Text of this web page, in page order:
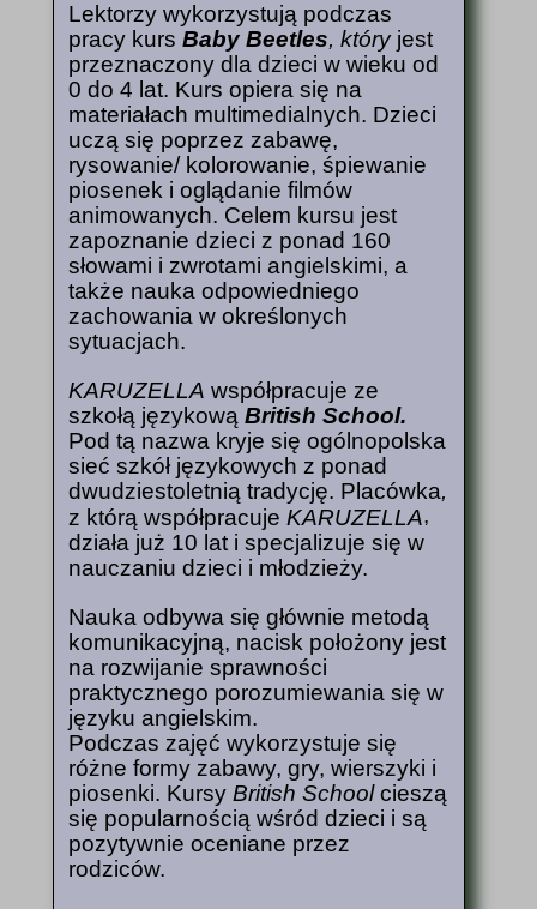
Lektorzy wykorzystują podczas
pracy kurs Baby Beetles, który jest
przeznaczony dla dzieci w wieku od
0 do 4 lat. Kurs opiera się na
materiałach multimedialnych. Dzieci
uczą się poprzez zabawę,
rysowanie/ kolorowanie, śpiewanie
piosenek i oglądanie filmów
animowanych. Celem kursu jest
zapoznanie dzieci z ponad 160
słowami i zwrotami angielskimi, a
także nauka odpowiedniego
zachowania w określonych
sytuacjach.
KARUZELLA współpracuje ze
szkołą językową British School.
Pod tą nazwa kryje się ogólnopolska
sieć szkół językowych z ponad
dwudziestoletnią tradycję. Placówka,
z którą współpracuje KARUZELLA,
działa już 10 lat i specjalizuje się w
nauczaniu dzieci i młodzieży.
Nauka odbywa się głównie metodą
komunikacyjną, nacisk położony jest
na rozwijanie sprawności
praktycznego porozumiewania się w
języku angielskim.
Podczas zajęć wykorzystuje się
różne formy zabawy, gry, wierszyki i
piosenki. Kursy British Schoolcieszą
się popularnością wśród dzieci i są
pozytywnie oceniane przez
rodziców.